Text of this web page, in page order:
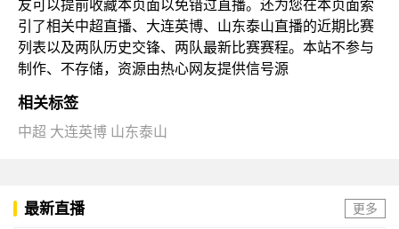
友可以提前收藏本页面以免错过直播。还为您在本页面索
引了相关中超直播、大连英博、山东泰山直播的近期比赛
列表以及两队历史交锋、两队最新比赛赛程。本站不参与
制作、不存储，资源由热心网友提供信号源
相关标签
中超 大连英博 山东泰山
最新直播 更多